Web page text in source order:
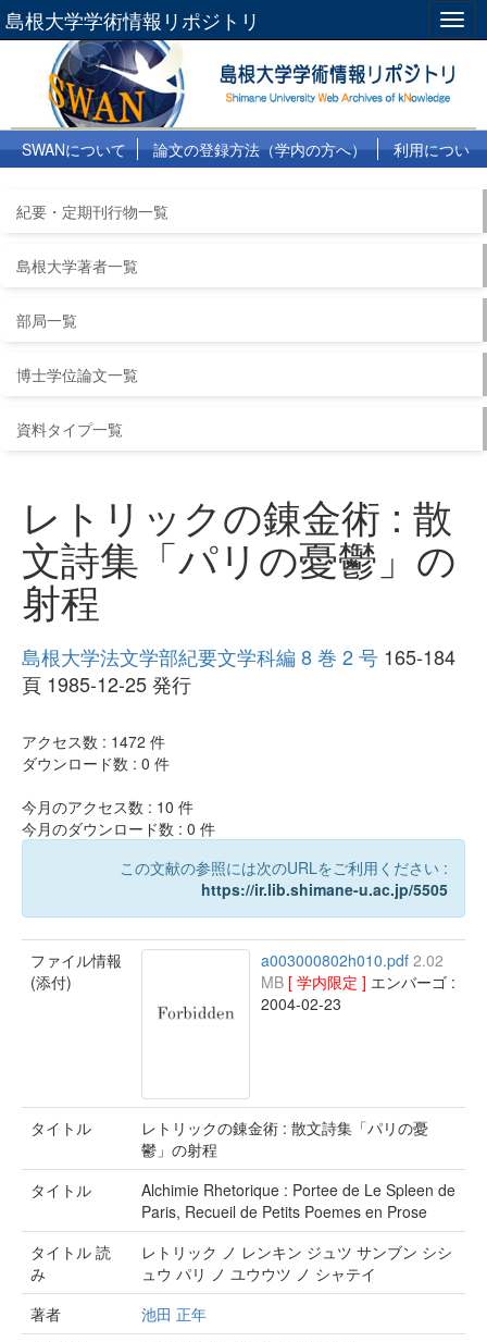
島根大学学術情報リポジトリ
SWANについて 論文の登録方法（学内の方へ）
利用につい
紀要・定期刊行物一覧
島根大学著者一覧
部局一覧
博士学位論文一覧
資料タイプ一覧
レトリックの錬金術 : 散
文詩集「パリの憂鬱」の
射程
島根大学法文学部紀要文学科編 8 巻 2 号 165-184
頁 1985-12-25 発行
アクセス数 : 1472 件
ダウンロード数 : 0 件
今月のアクセス数 : 10 件
今月のダウンロード数 : 0 件
この文献の参照には次のURLをご利用ください :
https://ir.lib.shimane-u.ac.jp/5505
ファイル情報
(添付)
a003000802h010.pdf 2.02
MB [ 学内限定 ] エンバーゴ :
2004-02-23
タイトル
レトリックの錬金術 : 散文詩集「パリの憂
鬱」の射程
タイトル
Alchimie Rhetorique : Portee de Le Spleen de
Paris, Recueil de Petits Poemes en Prose
タイトル 読
み
レトリック ノ レンキン ジュツ サンブン シシ
ュウ パリ ノ ユウウツ ノ シャテイ
著者
池田 正年